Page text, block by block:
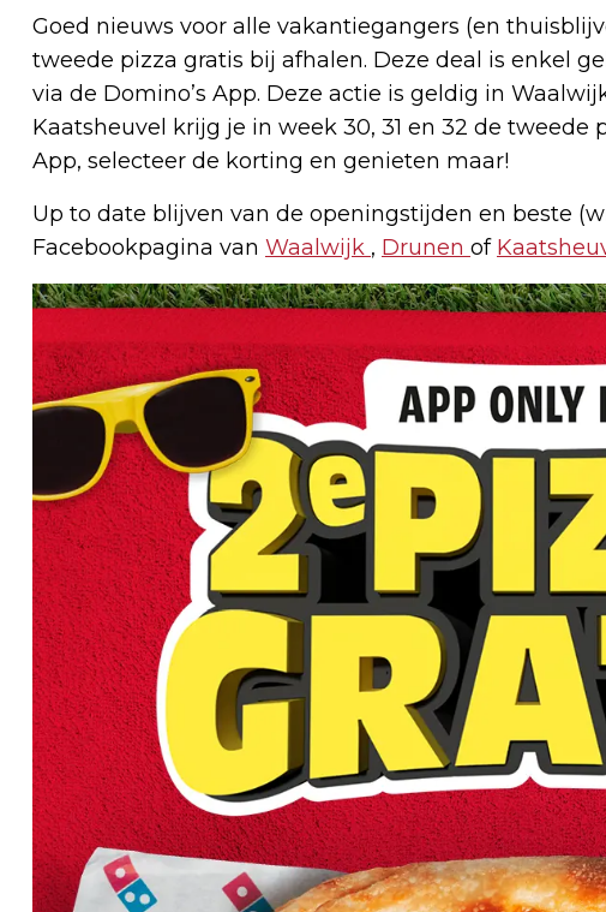
Goed nieuws voor alle vakantiegangers (en
tweede pizza gratis bij afhalen. Deze deal is enkel
via de Domino’s App. Deze actie is geldig in
Kaatsheuvel krijg je in week 30, 31 en 32 de tweede
App, selecteer de korting en genieten maar!
Up to date blijven van de openingstijden en beste
Facebookpagina van Waalwijk , Drunen of